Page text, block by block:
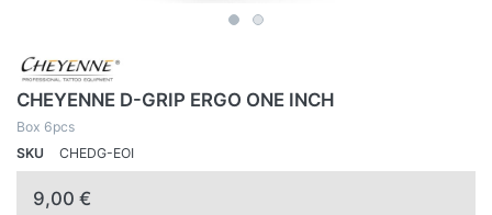
CHEYENNE D-GRIP ERGO ONE INCH
Box 6pcs
SKU
CHEDG-EOI
9,00 €